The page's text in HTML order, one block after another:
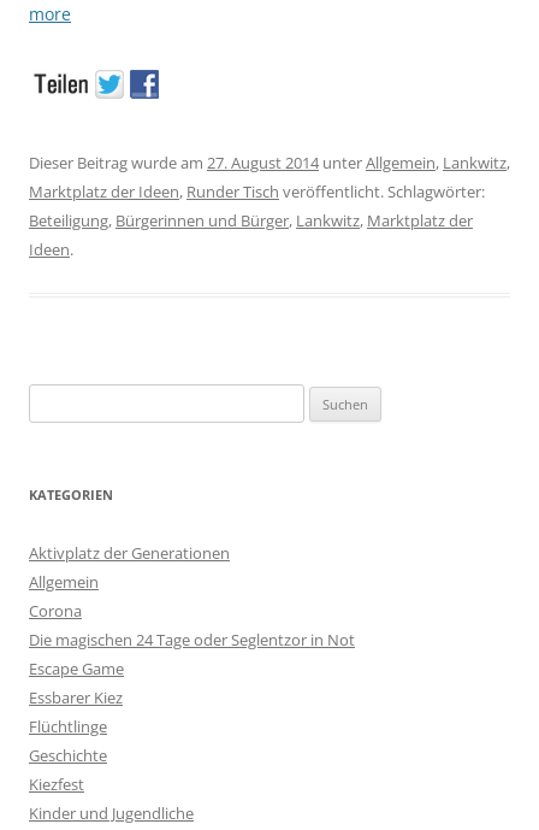
more
Dieser Beitrag wurde am 27. August 2014unterAllgemein, Lankwitz,
Marktplatz der Ideen, Runder Tisch veröffentlicht. Schlagwörter:
Beteiligung, Bürgerinnen und Bürger, Lankwitz, Marktplatz der
Ideen.
nach:
KATEGORIEN
Aktivplatz der Generationen
Allgemein
Corona
Die magischen 24 Tage oder Seglentzor in Not
Escape Game
Essbarer Kiez
Flüchtlinge
Geschichte
Kiezfest
Kinder und Jugendliche